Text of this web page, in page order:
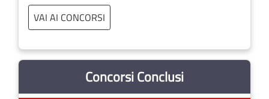
VAI AI CONCORSI
Concorsi Conclusi